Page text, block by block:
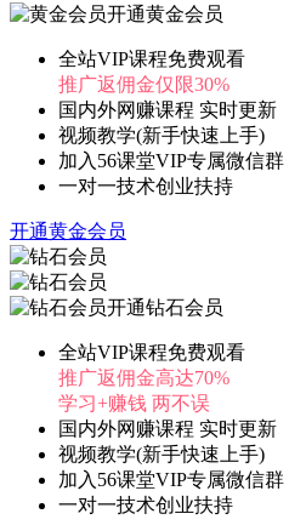
开通黄金会员
全站VIP课程免费观看
推广返佣金仅限30%
国内外网赚课程 实时更新
视频教学(新手快速上手)
加入56课堂VIP专属微信群
一对一技术创业扶持
开通黄金会员
开通钻石会员
全站VIP课程免费观看
推广返佣金高达70%
学习+赚钱 两不误
国内外网赚课程 实时更新
视频教学(新手快速上手)
加入56课堂VIP专属微信群
一对一技术创业扶持